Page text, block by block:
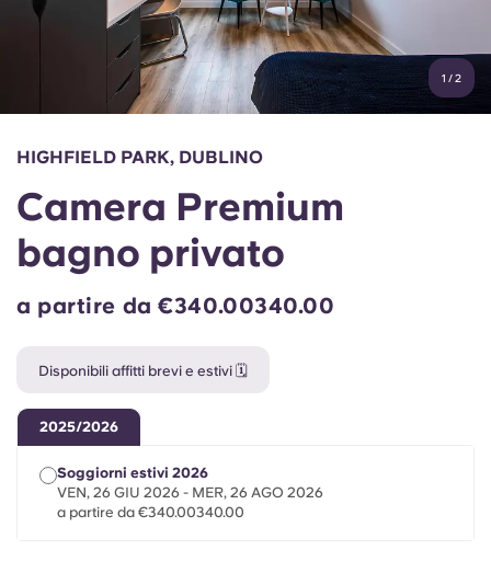
Account Lingua
English (GB)
Chinese
Español
French
Seleziona un paese
Prenota ora
Portuguese
1 /2
HIGHFIELD PARK, DUBLINO
Camera Premium
bagno privato
a partire da €340.00340.00
Disponibili affitti brevi e estivi 🗓️
2025/2026
Soggiorni estivi 2026
VEN, 26 GIU 2026 - MER, 26 AGO 2026
a partire da €340.00340.00